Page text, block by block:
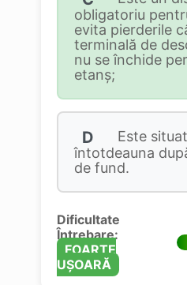
obligatoriu
evita pierderile
terminală de
nu se închide
etanş;
D
Este
întotdeauna
de fund.
Dificultate
Întrebare:
FOARTE
UȘOARĂ